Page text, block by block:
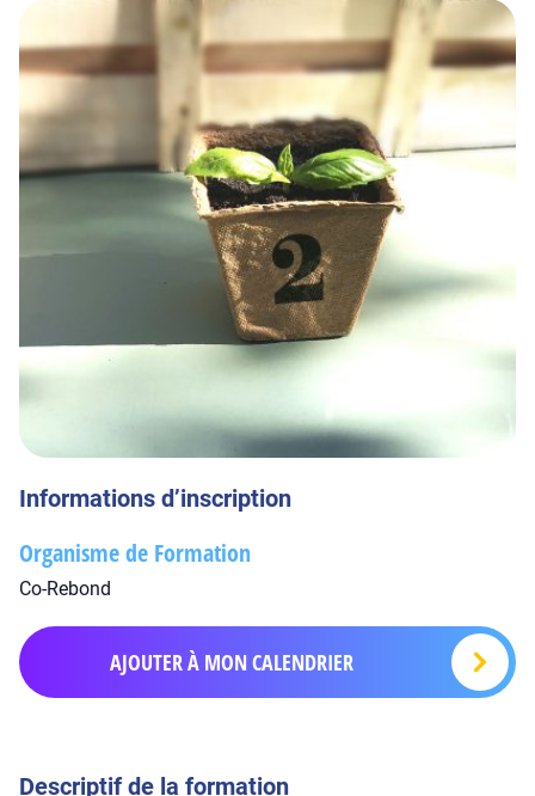
Informations d’inscription
Organisme de Formation
Co-Rebond
AJOUTER À MON CALENDRIER
Descriptif de la formation